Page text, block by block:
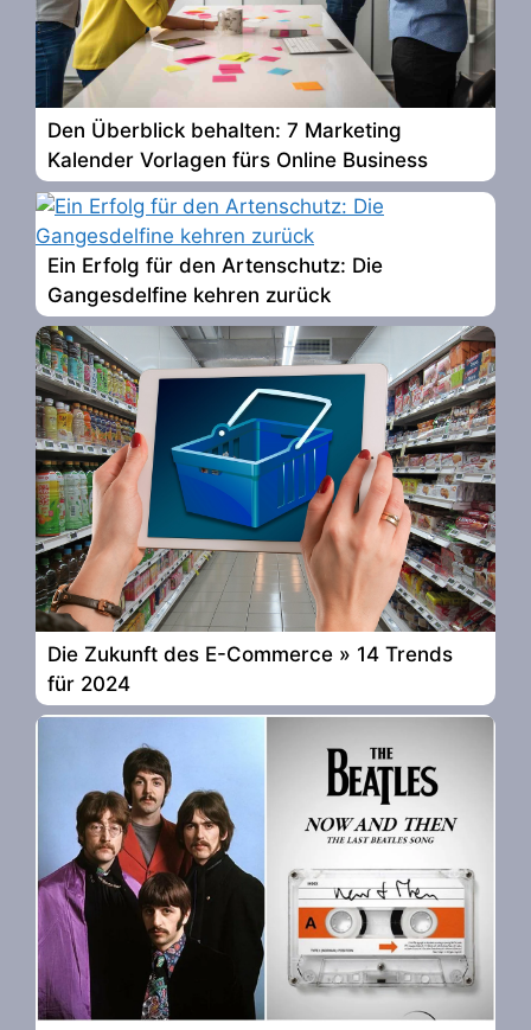
Den Überblick behalten: 7 Marketing
Kalender Vorlagen fürs Online Business
Ein Erfolg für den Artenschutz: Die
Gangesdelfine kehren zurück
Die Zukunft des E-Commerce » 14 Trends
für 2024